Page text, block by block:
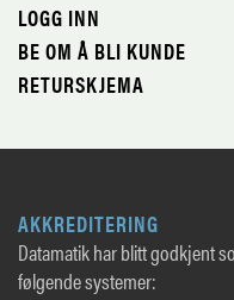
LOGG INN
BE OM Å BLI KUNDE
RETURSKJEMA
AKKREDITERING
Datamatik har blitt godkjent
følgende systemer: